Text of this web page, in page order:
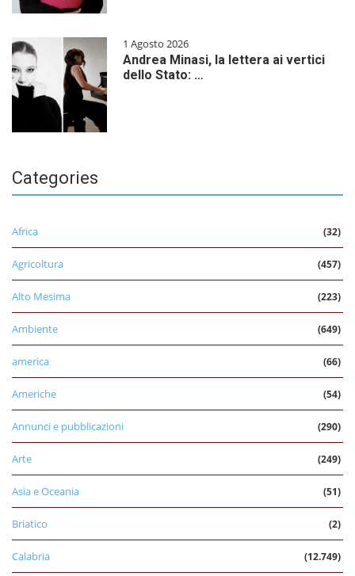
1 Agosto 2026
Andrea Minasi, la lettera ai vertici
dello Stato: …
Categories
Africa (32)
Agricoltura (457)
Alto Mesima (223)
Ambiente (649)
america (66)
Americhe (54)
Annunci e pubblicazioni (290)
Arte (249)
Asia e Oceania (51)
Briatico (2)
Calabria (12.749)